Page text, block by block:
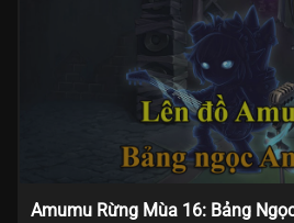
Amumu Rừng Mùa 16: Bảng